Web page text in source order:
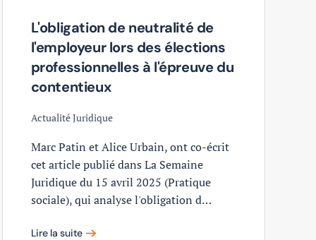
L'obligation de neutralité de
l'employeur lors des élections
professionnelles à l'épreuve du
contentieux
Actualité Juridique
Marc Patin et Alice Urbain, ont co-écrit
cet article publié dans La Semaine
Juridique du 15 avril 2025 (Pratique
sociale), qui analyse l'obligation d…
Lire la suite